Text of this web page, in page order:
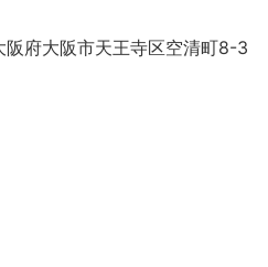
阪府大阪市天王寺区空清町8-3